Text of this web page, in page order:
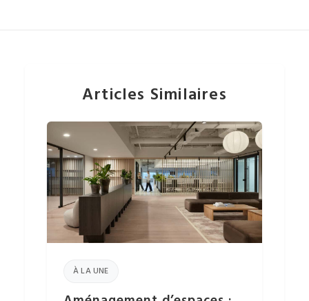
Articles Similaires
À LA UNE